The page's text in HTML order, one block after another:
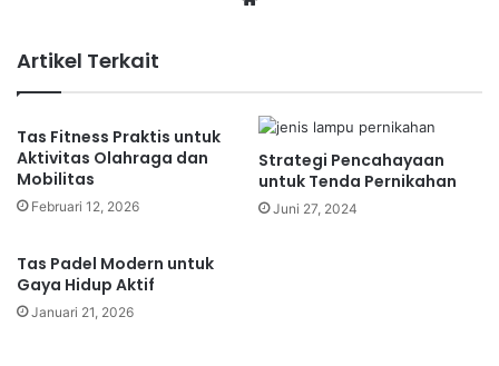
Artikel Terkait
Tas Fitness Praktis untuk
Aktivitas Olahraga dan
Mobilitas
Februari 12, 2026
Strategi Pencahayaan
untuk Tenda Pernikahan
Juni 27, 2024
Tas Padel Modern untuk
Gaya Hidup Aktif
Januari 21, 2026